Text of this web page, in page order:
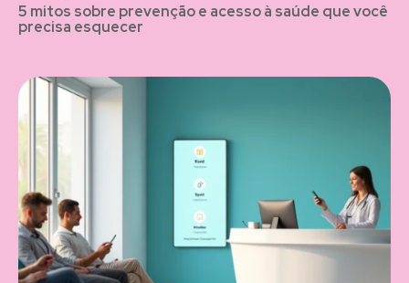
5 mitos sobre prevenção e acesso à saúde que você
precisa esquecer